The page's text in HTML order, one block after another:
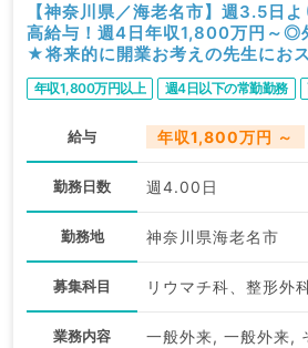
【神奈川県／海老名市】週3.5日
高給与！週4日年収1,800万円～◎
★将来的に開業お考えの先生にお
外科,リウマチ科,リハビリテーショ
年収1,800万円以上 週4日以下の常勤勤務
給与 年収1,800万円 ～
勤務日数 週4.00日
勤務地 神奈川県海老名市
募集科目
業務内容 一般外来, 一般外来,